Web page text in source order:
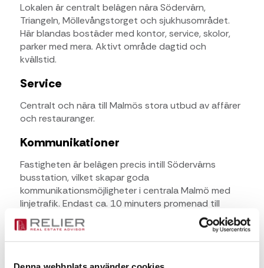
Lokalen är centralt belägen nära Södervärn,
Triangeln, Möllevångstorget och sjukhusområdet.
Här blandas bostäder med kontor, service, skolor,
parker med mera. Aktivt område dagtid och
kvällstid.
Service
Centralt och nära till Malmös stora utbud av affärer
och restauranger.
Kommunikationer
Fastigheten är belägen precis intill Södervärns
busstation, vilket skapar goda
kommunikationsmöjligheter i centrala Malmö med
linjetrafik. Endast ca. 10 minuters promenad till
Triangeln, där tåg och bussar går i alla riktningar.